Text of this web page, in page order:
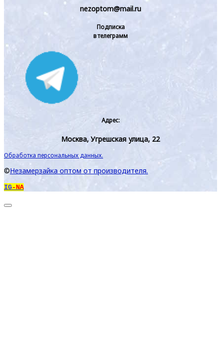
nezoptom@mail.ru
Подписка
в телеграмм
Адрес:
Москва, Угрешская улица, 22
Обработка персональных данных.
©Незамерзайка оптом от производителя.
IG-NA